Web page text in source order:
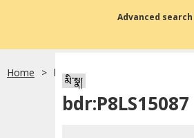
Advanced search
Home bdr:P8LS15087
མི་སྣ།
bdr:P8LS15087